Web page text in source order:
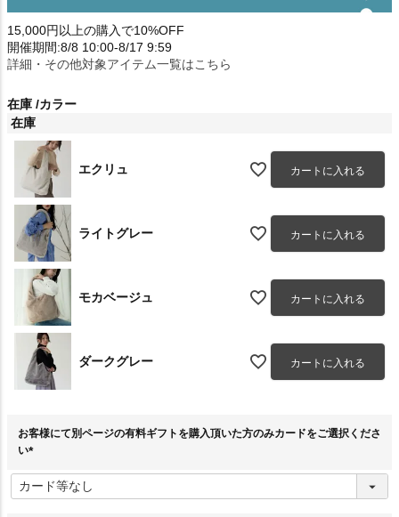
15,000円以上の購入で10%OFF
開催期間:8/8 10:00-8/17 9:59
詳細・その他対象アイテム一覧はこちら
在庫 カラー
在庫
エクリュ カートに入れる
ライトグレー カートに入れる
モカベージュ カートに入れる
ダークグレー カートに入れる
お客様にて別ページの有料ギフトを購入頂いた方のみカードをご選択くださ
い
必
須